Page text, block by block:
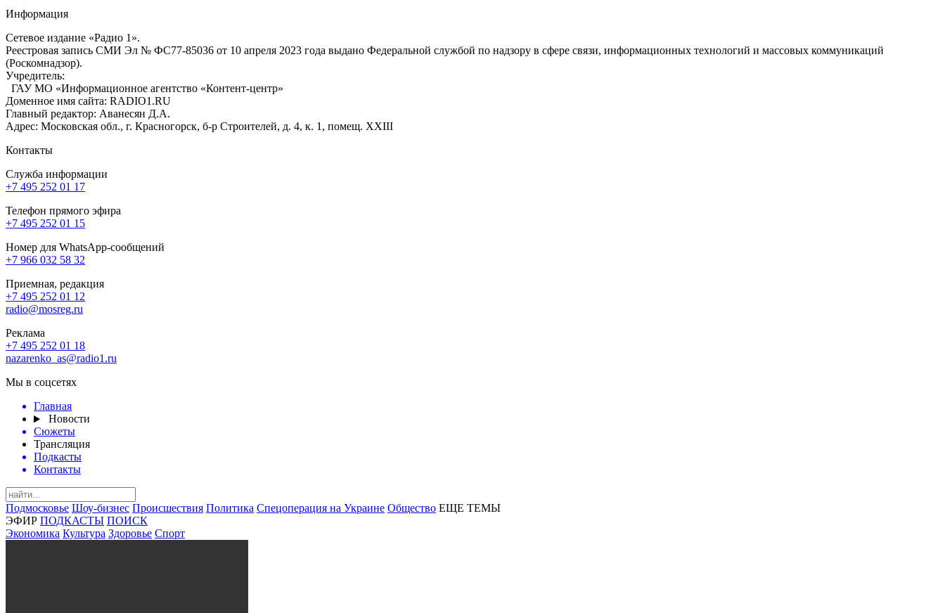
Информация
Сетевое издание «Радио 1».
Реестровая запись СМИ Эл № ФС77-85036 от 10 апреля 2023 года выдано Федеральной службой по надзору в сфере связи, информационных технологий и массовых коммуникаций
(Роскомнадзор).
Учредитель:
ГАУ МО «Информационное агентство «Контент-центр»
Доменное имя сайта: RADIO1.RU
Главный редактор: Аванесян Д.А.
Адрес: Московская обл., г. Красногорск, б-р Строителей, д. 4, к. 1, помещ. XXIII
Контакты
Служба информации
+7 495 252 01 17
Телефон прямого эфира
+7 495 252 01 15
Номер для WhatsApp-сообщений
+7 966 032 58 32
Приемная, редакция
+7 495 252 01 12
radio@mosreg.ru
Реклама
+7 495 252 01 18
nazarenko_as@radio1.ru
Мы в соцсетях
Главная
Новости
Сюжеты
Трансляция
Подкасты
Контакты
Подмосковье Шоу-бизнес Происшествия Политика Спецоперация на Украине Общество ЕЩЕ ТЕМЫ
ЭФИР ПОДКАСТЫ ПОИСК
Экономика Культура Здоровье Спорт